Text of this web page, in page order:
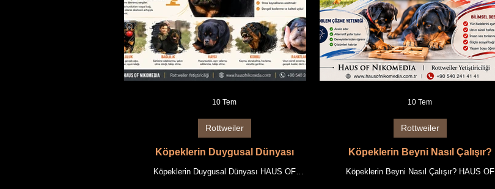
Köpeklerin Duygusal Dünyası
Köpeklerin Duygusal Dünyası HAUS OF
Rottweiler
10 Tem
Köpeklerin Beyni Nasıl Çalışır?
Köpeklerin Beyni Nasıl Çalışır? HAUS OF
Rottweiler
10 Tem